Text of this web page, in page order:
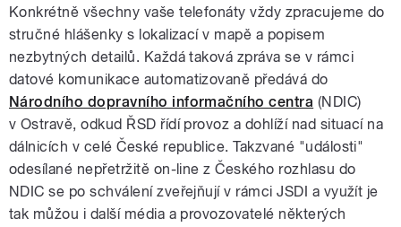
Konkrétně všechny vaše telefonáty vždy zpracujeme do
stručné hlášenky s lokalizací v mapě a popisem
nezbytných detailů. Každá taková zpráva se v rámci
datové komunikace automatizovaně předává do
Národního dopravního informačního centra (NDIC)
v Ostravě, odkud ŘSD řídí provoz a dohlíží nad situací na
dálnicích v celé České republice. Takzvané "události"
odesílané nepřetržitě on-line z Českého rozhlasu do
NDIC se po schválení zveřejňují v rámci JSDI a využít je
tak můžou i další média a provozovatelé některých